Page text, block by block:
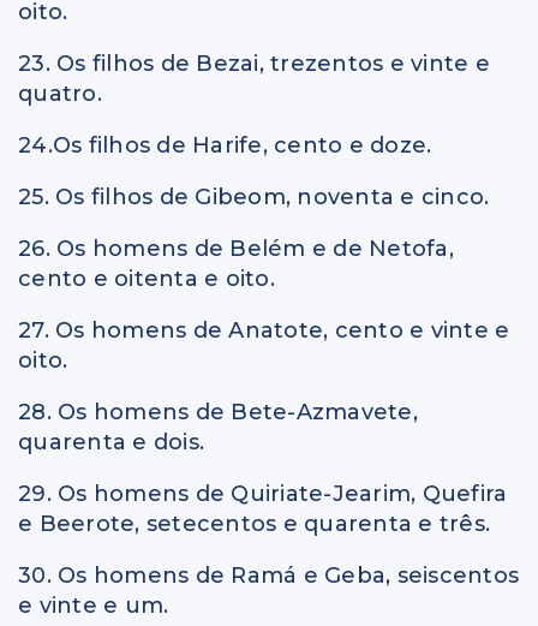
oito.
23. Os filhos de Bezai, trezentos e vinte e
quatro.
24.Os filhos de Harife, cento e doze.
25. Os filhos de Gibeom, noventa e cinco.
26. Os homens de Belém e de Netofa,
cento e oitenta e oito.
27. Os homens de Anatote, cento e vinte e
oito.
28. Os homens de Bete-Azmavete,
quarenta e dois.
29. Os homens de Quiriate-Jearim, Quefira
e Beerote, setecentos e quarenta e três.
30. Os homens de Ramá e Geba, seiscentos
e vinte e um.